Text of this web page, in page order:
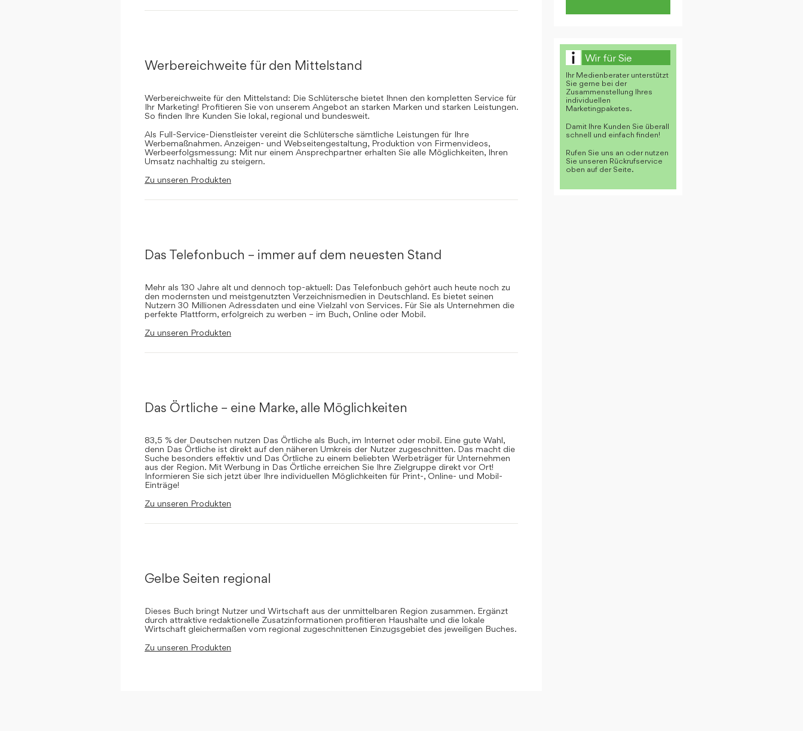
Werbereichweite für den Mittelstand
Werbereichweite für den Mittelstand: Die Schlütersche bietet Ihnen den kompletten Service für
Ihr Marketing! Profitieren Sie von unserem Angebot an starken Marken und starken Leistungen.
So finden Ihre Kunden Sie lokal, regional und bundesweit.
Als Full-Service-Dienstleister vereint die Schlütersche sämtliche Leistungen für Ihre
Werbemaßnahmen. Anzeigen- und Webseitengestaltung, Produktion von Firmenvideos,
Werbeerfolgsmessung: Mit nur einem Ansprechpartner erhalten Sie alle Möglichkeiten, Ihren
Umsatz nachhaltig zu steigern.
Zu unseren Produkten
Das Telefonbuch – immer auf dem neuesten Stand
Mehr als 130 Jahre alt und dennoch top-aktuell: Das Telefonbuch gehört auch heute noch zu
den modernsten und meistgenutzten Verzeichnismedien in Deutschland. Es bietet seinen
Nutzern 30 Millionen Adressdaten und eine Vielzahl von Services. Für Sie als Unternehmen die
perfekte Plattform, erfolgreich zu werben – im Buch, Online oder Mobil.
Zu unseren Produkten
Das Örtliche – eine Marke, alle Möglichkeiten
83,5 % der Deutschen nutzen Das Örtliche als Buch, im Internet oder mobil. Eine gute Wahl,
denn Das Örtliche ist direkt auf den näheren Umkreis der Nutzer zugeschnitten. Das macht die
Suche besonders effektiv und Das Örtliche zu einem beliebten Werbeträger für Unternehmen
aus der Region. Mit Werbung in Das Örtliche erreichen Sie Ihre Zielgruppe direkt vor Ort!
Informieren Sie sich jetzt über Ihre individuellen Möglichkeiten für Print-, Online- und Mobil-
Einträge!
Zu unseren Produkten
Gelbe Seiten regional
Dieses Buch bringt Nutzer und Wirtschaft aus der unmittelbaren Region zusammen. Ergänzt
durch attraktive redaktionelle Zusatzinformationen profitieren Haushalte und die lokale
Wirtschaft gleichermaßen vom regional zugeschnittenen Einzugsgebiet des jeweiligen Buches.
Zu unseren Produkten
Wir für Sie
Ihr Medienberater unterstützt
Sie gerne bei der
Zusammenstellung Ihres
individuellen
Marketingpaketes.
Damit Ihre Kunden Sie überall
schnell und einfach finden!
Rufen Sie uns an oder nutzen
Sie unseren Rückrufservice
oben auf der Seite.